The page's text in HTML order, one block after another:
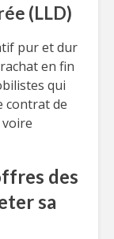
(LLD)
pur et dur
en fin
qui
contrat de
des
sa